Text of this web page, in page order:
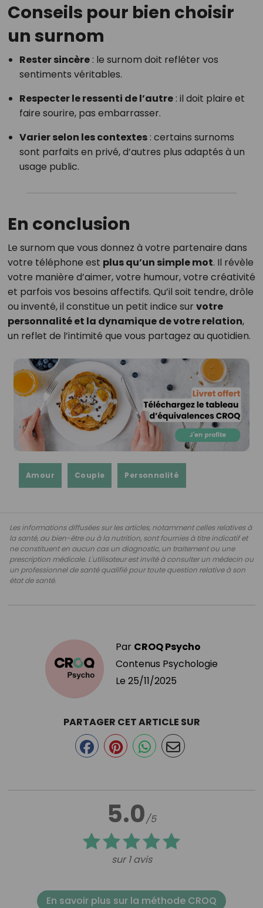
Conseils pour bien choisir
un surnom
Rester sincère: le surnom doit refléter vos
sentiments véritables.
Respecter le ressenti de l’autre: il doit plaire et
faire sourire, pas embarrasser.
Varier selon les contextes: certains surnoms
sont parfaits en privé, d’autres plus adaptés à un
usage public.
En conclusion
Le surnom que vous donnez à votre partenaire dans
votre téléphone est plus qu’un simple mot. Il révèle
votre manière d’aimer, votre humour, votre créativité
et parfois vos besoins affectifs. Qu’il soit tendre, drôle
ou inventé, il constitue un petit indice sur votre
personnalité et la dynamique de votre relation,
un reflet de l’intimité que vous partagez au quotidien.
Amour Couple Personnalité
Les informations diffusées sur les articles, notamment celles relatives à
la santé, au bien-être ou à la nutrition, sont fournies à titre indicatif et
ne constituent en aucun cas un diagnostic, un traitement ou une
prescription médicale. L'utilisateur est invité à consulter un médecin ou
un professionnel de santé qualifié pour toute question relative à son
état de santé.
Par CROQ Psycho
Contenus Psychologie
Le 25/11/2025
5.0/5
sur 1 avis
PARTAGER CET ARTICLE SUR
En savoir plus sur la méthode CROQ